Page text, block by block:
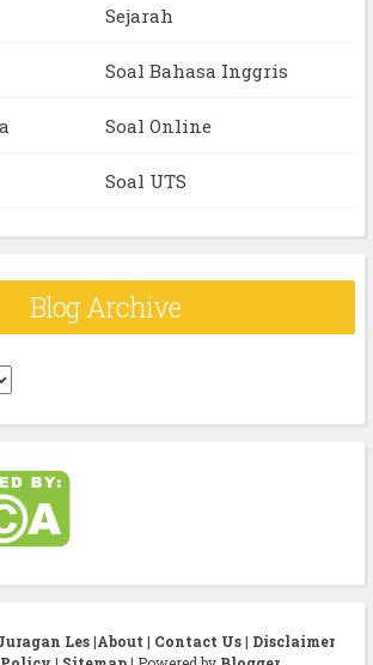
Sejarah
Soal Bahasa Inggris
Soal Online
Soal UTS
Blog Archive
Les|About | Contact Us| Disclaimer